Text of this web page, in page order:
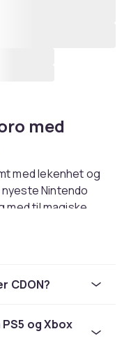
med
med lekenhet og
Nintendo
med til magiske
verden. Fyr
oppdag
CDON?
og Xbox